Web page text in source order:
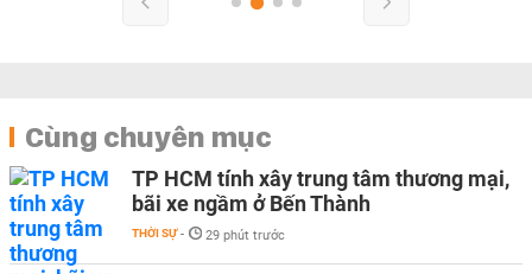
Cùng chuyên mục
TP HCM tính xây trung tâm thương mại,
bãi xe ngầm ở Bến Thành
THỜI SỰ - 29 phút trước